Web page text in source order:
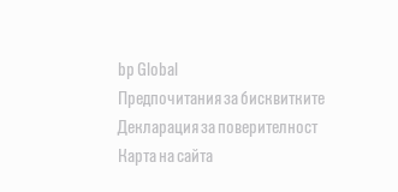
bp Global
Предпочитания за бисквитките
Декларация за поверителност
Карта на сайта